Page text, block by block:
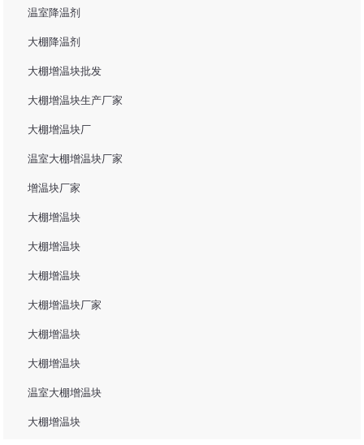
温室降温剂
大棚降温剂
大棚增温块批发
大棚增温块生产厂家
大棚增温块厂
温室大棚增温块厂家
增温块厂家
大棚增温块
大棚增温块
大棚增温块
大棚增温块厂家
大棚增温块
大棚增温块
温室大棚增温块
大棚增温块